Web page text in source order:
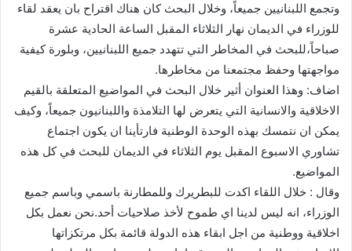
وتجمع اللبنانيين جميعاً، وخلال البحث كان هناك اقتراح بان يعقد لقاء
للوزراء في الديمان نهار الثلاثاء المقبل الساعة الحادية عشرة
صباحاً،للبحث في المخاطر التي تتهدد جميع اللبنانيين، وبلورة كيفية
مواجهتها وحفظ مجتمعنا من مخاطرها.
اضاف: وهذا العنوان أثير خلال البحث في المواضيع المتعلقة بالقيم
الاخلاقية والانسانية التي يتعرض لها التلامذة واللبنانيون جميعاً، وكيف
يمكن ان نتمسك بهذه الوحدة الوطنية فارتأينا ان يكون اجتماع
تشاوري الاسبوع المقبل يوم الثلاثاء في الديمان للبحث في كل هذه
المواضيع.
وقال : خلال اللقاء اكدت للبطريرك وللمطارنة باسمي وباسم جميع
الوزراء، انه ليس لدينا اي طموح لأخذ صلاحيات أحد.نحن نعمل بكل
اخلاقية ووطنية من اجل ابقاء هذه الدولة قائمة بكل مرتكزاتها